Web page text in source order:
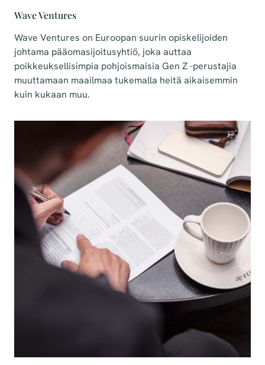
Wave Ventures
Wave Ventures on Euroopan suurin opiskelijoiden
johtama pääomasijoitusyhtiö, joka auttaa
poikkeuksellisimpia pohjoismaisia Gen Z -perustajia
muuttamaan maailmaa tukemalla heitä aikaisemmin
kuin kukaan muu.